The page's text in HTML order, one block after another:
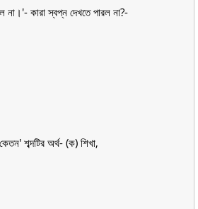
না।'- কারা স্বপ্ন দেখতে পারল না?-
শব্দটির অর্থ- (ক) শিখা,